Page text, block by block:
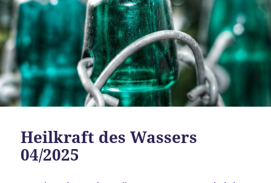
Heilkraft des Wassers
04/2025